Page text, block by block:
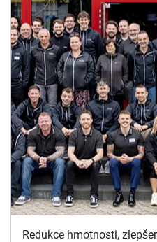
Redukce hmotnosti,